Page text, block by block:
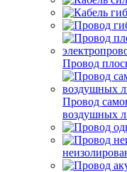
Провод
Провод
воздушных